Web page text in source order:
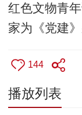
红色文物青
家为《党建
144
播放列表